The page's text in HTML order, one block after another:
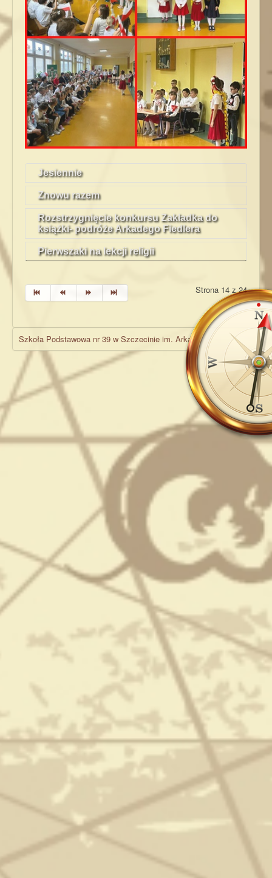
Jesiennie
Znowu razem
Rozstrzygnięcie konkursu Zakładka do
książki- podróże Arkadego Fiedlera
Pierwszaki na lekcji religii
Strona 14 z 24
Szkoła Podstawowa nr 39 w Szczecinie im. Arkadego Fiedlera